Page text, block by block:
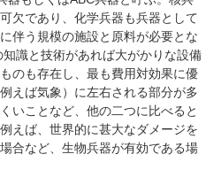
欠であり、化学兵器も兵器として
伴う規模の施設と原料が必要とな
識と技術があれば大がかりな設備
のも存在し、最も費用対効果に優
えば気象）に左右される部分が多
いことなど、他の二つに比べると
えば、世界的に甚大なダメージを
合など、生物兵器が有効である場